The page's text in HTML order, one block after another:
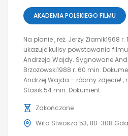
AKADEMIA POLSKIEGO FILMU
Na planie , reż. Jerzy Ziarnik1968
ukazuje kulisy powstawania filmu
Andrzeja Wajdy. Sygnowane
Brzozowski1988 r. 60 min.
Andrzej Wajda – róbmy zdjęcie! ,
Stasik 54 min. Dokument.
Zakończone
Wita Stwosza 53, 80-308